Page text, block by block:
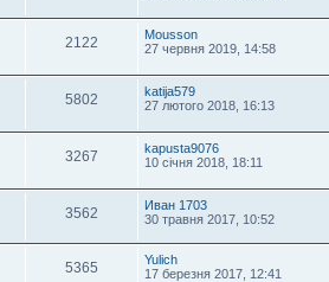
2122
Mousson
27 червня 2019, 14:58
5802
katija579
27 лютого 2018, 16:13
3267
kapusta9076
10 січня 2018, 18:11
3562
Иван 1703
30 травня 2017, 10:52
5365
Yulich
17 березня 2017, 12:41